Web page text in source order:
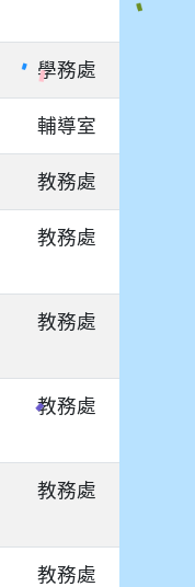
學務處
輔導室
教務處
教務處
教務處
教務處
教務處
教務處